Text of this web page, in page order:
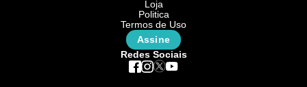
Loja
Politica
Termos de Uso
Assine
Redes Sociais